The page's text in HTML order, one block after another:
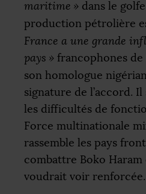
maritime » dans le
production pétrolière
France a une grande
pays » francophones
son homologue
signature de l’accord. Il
les difficultés de
Force multinationale
rassemble les pays
combattre Boko Haram
voudrait voir renforcée.